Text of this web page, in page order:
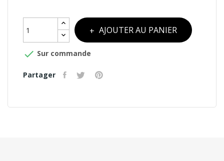
AJOUTER AU PANIER
 Sur commande
Partager